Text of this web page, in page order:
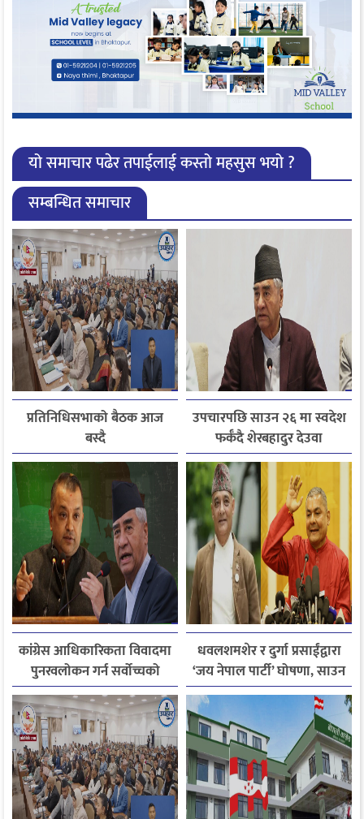
यो समाचार पढेर तपाईलाई कस्तो महसुस भयो ?
सम्बन्धित समाचार
प्रतिनिधिसभाको बैठक आज
बस्दै
उपचारपछि साउन २६ मा स्वदेश
फर्कँदै शेरबहादुर देउवा
कांग्रेस आधिकारिकता विवादमा
पुनरवलोकन गर्न सर्वोच्चको
अनुमति
धवलशमशेर र दुर्गा प्रसाईंद्वारा
‘जय नेपाल पार्टी’ घोषणा, साउन
२८ मा आयोगमा दर्ता गर्ने तयारी